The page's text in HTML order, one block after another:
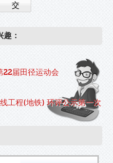
：
22届田径运动会
工程(地铁) 环评公示第一次